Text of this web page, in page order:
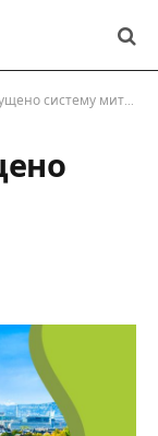
миттєвих платежів